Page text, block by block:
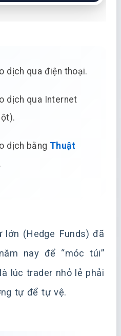
dịch qua điện thoại.
dịch qua Internet
dịch bằng Thuật
.
lớn (Hedge Funds) đã
nay để “móc túi”
lúc trader nhỏ lẻ phải
tự để tự vệ.